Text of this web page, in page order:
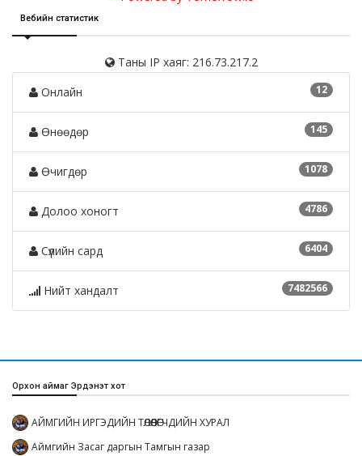
Вебийн статистик
Таны IP хаяг: 216.73.217.2
12
Онлайн
145
Өнөөдөр
1078
Өчигдөр
4786
Долоо хоногт
6404
Сүүлийн сард
7482566
Нийт хандалт
Орхон аймаг Эрдэнэт хот
АЙМГИЙН ИРГЭДИЙН ТӨЛӨӨЛӨГЧДИЙН ХУРАЛ
Аймгийн Засаг даргын Тамгын газар